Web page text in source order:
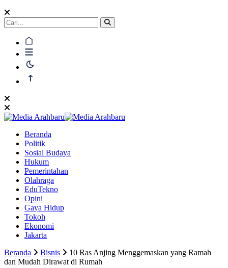
Beranda
Politik
Sosial Budaya
Hukum
Pemerintahan
Olahraga
EduTekno
Opini
Gaya Hidup
Tokoh
Ekonomi
Jakarta
Beranda
Bisnis
10 Ras Anjing Menggemaskan yang Ramah
dan Mudah Dirawat di Rumah